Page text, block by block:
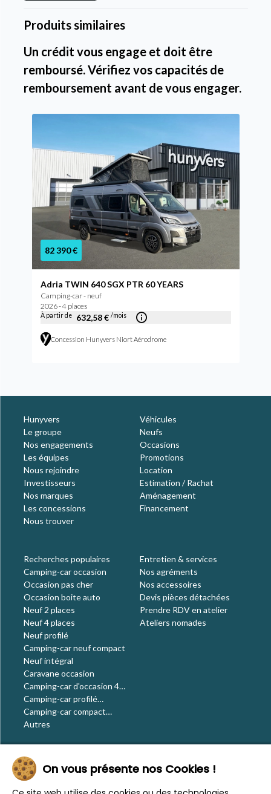
Produits similaires
Un crédit vous engage et doit être
remboursé. Vérifiez vos capacités de
remboursement avant de vous engager.
82 390 €
Adria TWIN 640 SGX PTR 60 YEARS
Camping-car - neuf
2026 - 4 places
À partir de 632,58 € /mois
Concession Hunyvers Niort Aérodrome
Hunyvers
Le groupe
Nos engagements
Les équipes
Nous rejoindre
Investisseurs
Nos marques
Les concessions
Nous trouver
Véhicules
Neufs
Occasions
Promotions
Location
Estimation / Rachat
Aménagement
Financement
Recherches populaires
Camping-car occasion
Occasion pas cher
Occasion boite auto
Neuf 2 places
Neuf 4 places
Neuf profilé
Camping-car neuf compact
Neuf intégral
Caravane occasion
Camping-car d'occasion 4
places
Camping-car profilé
occasion
Camping-car compact
occasion
Autres
Entretien & services
Nos agréments
Nos accessoires
Devis pièces détachées
Prendre RDV en atelier
Ateliers nomades
Le blog
Actualités
Évènements
On vous présente nos Cookies !